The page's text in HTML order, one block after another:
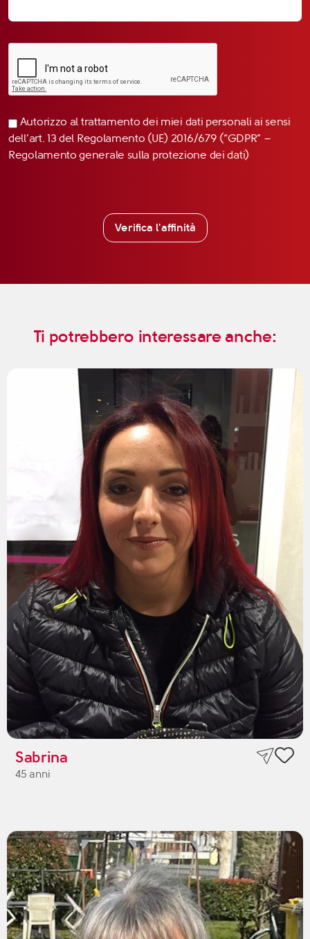
Autorizzo al trattamento dei miei dati personali ai sensi
dell’art. 13 del Regolamento (UE) 2016/679 (“GDPR” –
Regolamento generale sulla protezione dei dati)
Verifica l'affinità
Ti potrebbero interessare anche:
Sabrina
45 anni